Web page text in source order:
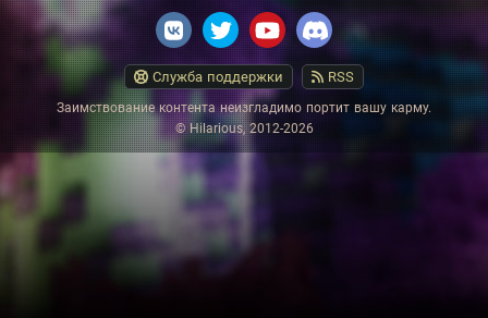
Служба поддержки RSS
Заимствование контента неизгладимо портит вашу карму.
© Hilarious, 2012-2026